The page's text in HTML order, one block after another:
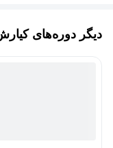
دیگر دوره‌های